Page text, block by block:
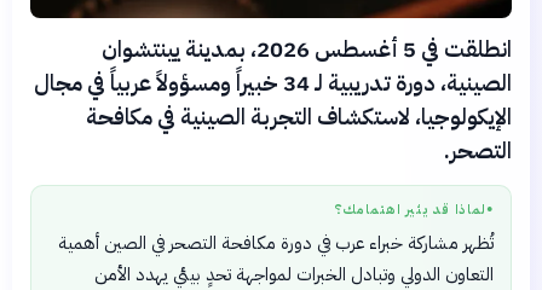
انطلقت في 5 أغسطس 2026، بمدينة يينتشوان
الصينية، دورة تدريبية لـ 34 خبيراً ومسؤولاً عربياً في مجال
الإيكولوجيا، لاستكشاف التجربة الصينية في مكافحة
التصحر.
● لماذا قد يثير اهتمامك؟
تُظهر مشاركة خبراء عرب في دورة مكافحة التصحر في الصين أهمية
التعاون الدولي وتبادل الخبرات لمواجهة تحدٍ بيئي يهدد الأمن